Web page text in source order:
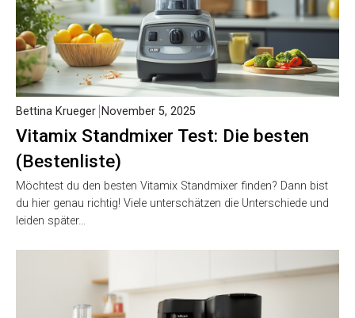
Vitamix Standmixer Test: Die besten
(Bestenliste)
Bettina Krueger November 5, 2025
Möchtest du den besten Vitamix Standmixer finden? Dann bist
du hier genau richtig! Viele unterschätzen die Unterschiede und
leiden später…